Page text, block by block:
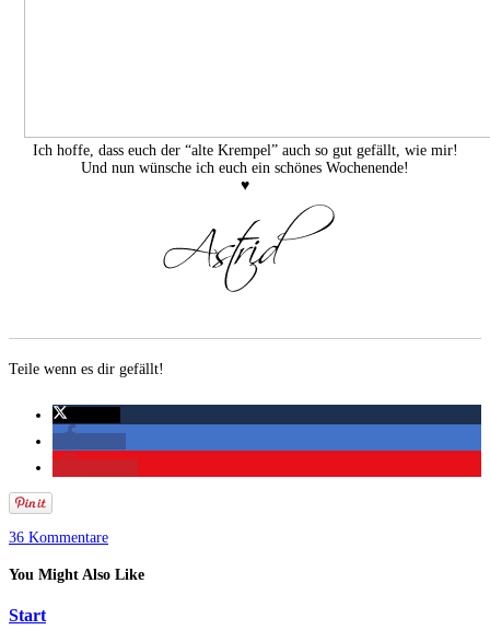
Ich hoffe, dass euch der “alte Krempel” auch so gut gefällt, wie mir!
Und nun wünsche ich euch ein schönes Wochenende!
♥
Teile wenn es dir gefällt!
36 Kommentare
You Might Also Like
Start